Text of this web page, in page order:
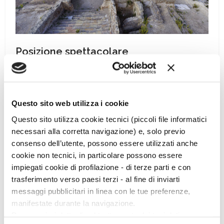
Questo sito web utilizza i cookie
Questo sito utilizza cookie tecnici (piccoli file informatici
necessari alla corretta navigazione) e, solo previo
consenso dell’utente, possono essere utilizzati anche
cookie non tecnici, in particolare possono essere
impiegati cookie di profilazione - di terze parti e con
trasferimento verso paesi terzi - al fine di inviarti
messaggi pubblicitari in linea con le tue preferenze,
manifestate durante la navigazione.
Posizione spettacolare
La Villa, l’unico grande insediamento antico dell’isola, si
seconda terrazza con ambienti di servizio e l’area
area archeologica attrezzata, accompagnati da guide del
Parco dell’Arcipelago, formate dalla Soprintendenza.
Un po’ di storia
Le prime indagini sulla villa sono legate alla romantica
figura della cosiddetta Signora di Giannutri (così definita
dalla stampa degli anni Trenta del secolo scorso), Bice